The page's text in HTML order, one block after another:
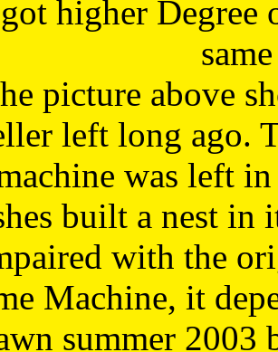
higher Degree
picture above
left long ago.
was left
built a nest in
with the
Machine, it
summer 2003